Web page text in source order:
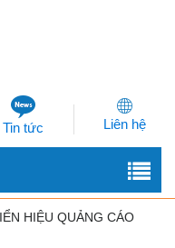
Tin tức Liên hệ
HIỆU QUẢNG CÁO